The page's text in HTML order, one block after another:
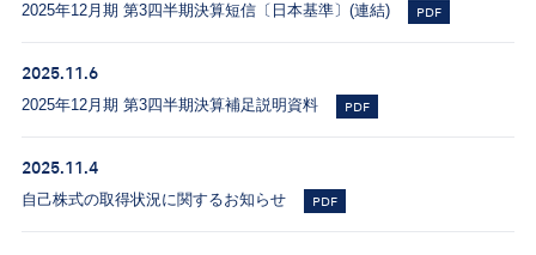
2025年12月期 第3四半期決算短信〔日本基準〕(連結) PDF
2025.11.6
2025年12月期 第3四半期決算補足説明資料 PDF
2025.11.4
自己株式の取得状況に関するお知らせ PDF